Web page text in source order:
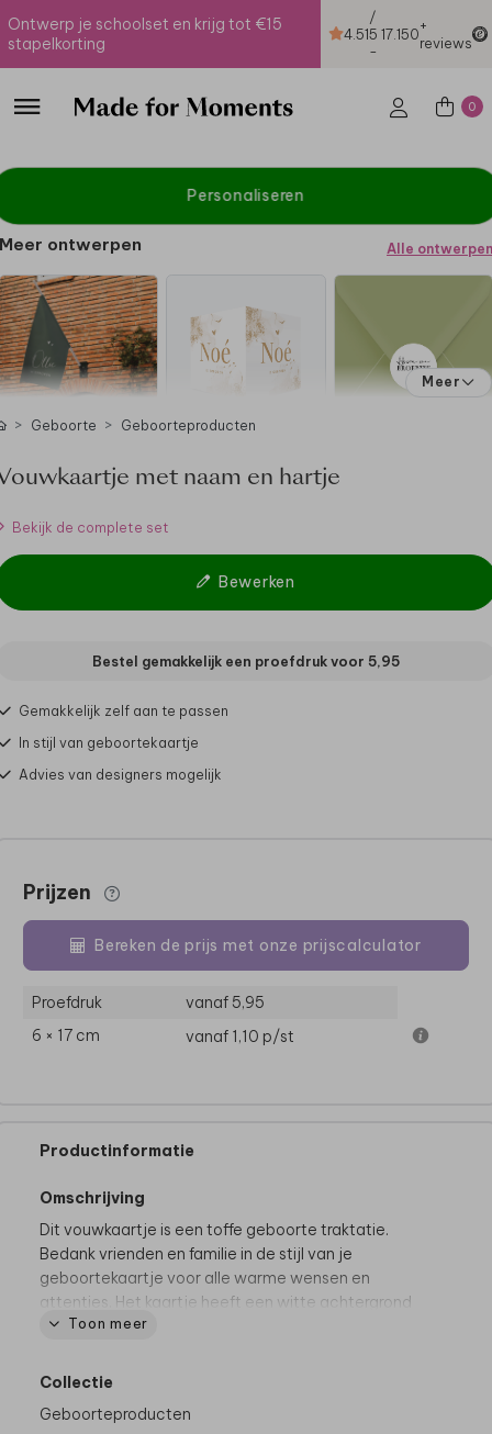
Ontwerp je schoolset en krijg tot €15
stapelkorting
4.51
/
5
-
17.150+
reviews
0
Personaliseren
Meer ontwerpen Alle ontwerpen
Meer
Geboorte Geboorteproducten
met naam en hartje
Bekijk de complete set
Bewerken
Bestel gemakkelijk een proefdruk voor 5,95
Gemakkelijk zelf aan te passen
In stijl van geboortekaartje
Advies van designers mogelijk
Prijzen
Bereken de prijs met onze prijscalculator
Proefdruk
vanaf 5,95
6 × 17 cm
vanaf 1,10 p/st
Productinformatie
Omschrijving
Dit vouwkaartje is een toffe geboorte traktatie.
Bedank vrienden en familie in de stijl van je
geboortekaartje voor alle warme wensen en
attenties. Het kaartje heeft een witte achtergrond
met groene details. Bestel meteen de transparante
Je hoeft enkel de snoepjes nog zelf uit te zoeken en
je verlof!
Toon meer
Collectie
Geboorteproducten